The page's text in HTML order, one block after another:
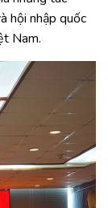
hội nhập quốc
Nam.